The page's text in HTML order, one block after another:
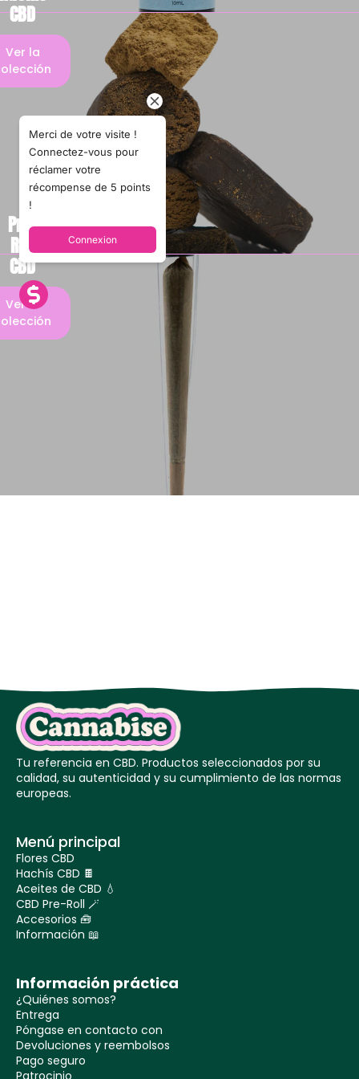
CBD
Ver la
Pre-
Roll
CBD
Ver la
Tu referencia en CBD. Productos seleccionados por su
calidad, su autenticidad y su cumplimiento de las normas
europeas.
Menú principal
Flores CBD
Hachís CBD 🍫
Aceites de CBD 💧
CBD Pre-Roll 🪄
Accesorios 🧰
Información 📖
Información práctica
¿Quiénes somos?
Entrega
Póngase en contacto con
Devoluciones y reembolsos
Pago seguro
Merci de votre visite !
Connectez-vous pour
réclamer votre
récompense de 5 points
!
Connexion